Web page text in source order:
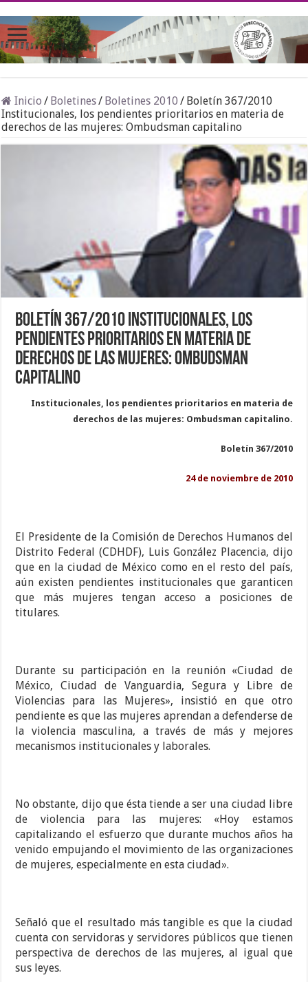
Inicio / Boletines/ Boletines 2010 / Boletín 367/2010
Institucionales, los pendientes prioritarios en materia de
derechos de las mujeres: Ombudsman capitalino
Boletín 367/2010 Institucionales, los
pendientes prioritarios en materia de
derechos de las mujeres: Ombudsman
capitalino
Institucionales, los pendientes prioritarios en materia de
derechos de las mujeres: Ombudsman capitalino.
Boletín 367/2010
24 de noviembre de 2010
El Presidente de la Comisión de Derechos Humanos del
Distrito Federal (CDHDF), Luis González Placencia, dijo
que en la ciudad de México como en el resto del país,
aún existen pendientes institucionales que garanticen
que más mujeres tengan acceso a posiciones de
titulares.
Durante su participación en la reunión «Ciudad de
México, Ciudad de Vanguardia, Segura y Libre de
Violencias para las Mujeres», insistió en que otro
pendiente es que las mujeres aprendan a defenderse de
la violencia masculina, a través de más y mejores
mecanismos institucionales y laborales.
No obstante, dijo que ésta tiende a ser una ciudad libre
de violencia para las mujeres: «Hoy estamos
capitalizando el esfuerzo que durante muchos años ha
venido empujando el movimiento de las organizaciones
de mujeres, especialmente en esta ciudad».
Señaló que el resultado más tangible es que la ciudad
cuenta con servidoras y servidores públicos que tienen
perspectiva de derechos de las mujeres, al igual que
sus leyes.